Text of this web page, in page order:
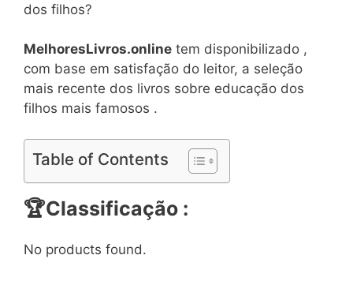
dos filhos?
MelhoresLivros.online tem disponibilizado ,
com base em satisfação do leitor, a seleção
mais recente dos livros sobre educação dos
filhos mais famosos .
Table of Contents
🏆Classificação :
No products found.